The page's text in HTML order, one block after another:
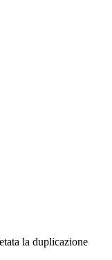
la duplicazione